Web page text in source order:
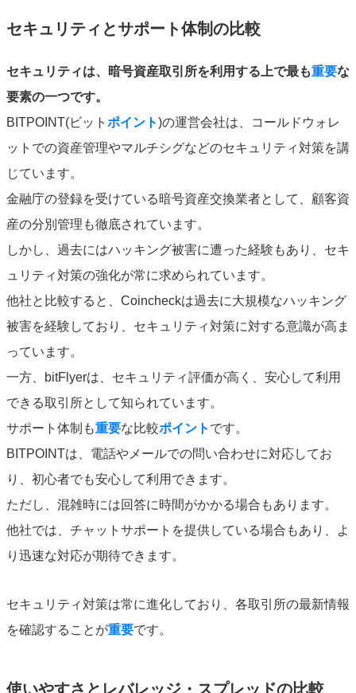
セキュリティとサポート体制の比較
セキュリティは、暗号資産取引所を利用する上で最も重要な
要素の一つです。
BITPOINT(ビット ポイント)の運営会社は、コールドウォレ
ットでの資産管理やマルチシグなどのセキュリティ対策を講
じています。
金融庁の登録を受けている暗号資産交換業者として、顧客資
産の分別管理も徹底されています。
しかし、過去にはハッキング被害に遭った経験もあり、セキ
ュリティ対策の強化が常に求められています。
他社と比較すると、Coincheckは過去に大規模なハッキング
被害を経験しており、セキュリティ対策に対する意識が高ま
っています。
一方、bitFlyerは、セキュリティ評価が高く、安心して利用
できる取引所として知られています。
サポート体制も重要な比較ポイント です。
BITPOINTは、電話やメールでの問い合わせに対応してお
り、初心者でも安心して利用できます。
ただし、混雑時には回答に時間がかかる場合もあります。
他社では、チャットサポートを提供している場合もあり、よ
り迅速な対応が期待できます。
セキュリティ対策は常に進化しており、各取引所の最新情報
を確認することが重要です。
使いやすさとレバレッジ・スプレッドの比較